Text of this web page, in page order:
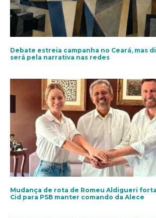
Debate estreia campanha no Ceará, mas
será pela narrativa nas redes
Mudança de rota de Romeu Aldigueri
Cid para PSB manter comando da Alece